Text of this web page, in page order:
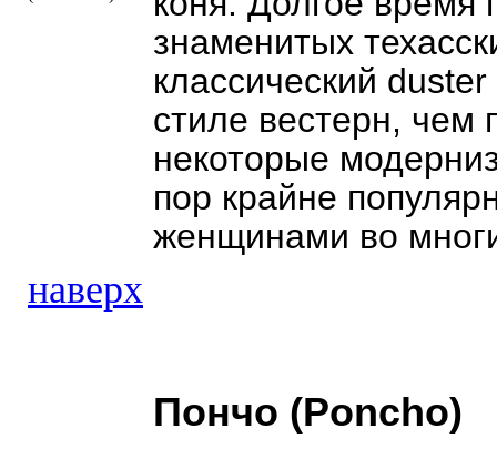
знаменитых
классический
стиле вестерн, чем
некоторые
пор крайне
женщинами во
наверх
Пончо (Poncho)